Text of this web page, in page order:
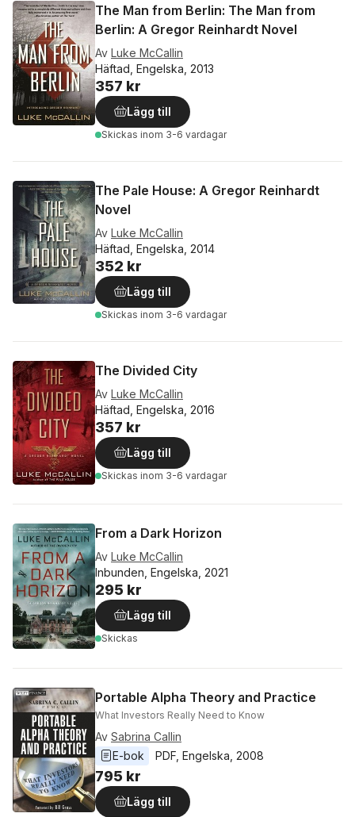
The Man from Berlin: The Man from
Berlin: A Gregor Reinhardt Novel
Av Luke McCallin
Häftad, Engelska, 2013
357 kr
Lägg till
Skickas inom 3-6 vardagar
The Pale House: A Gregor Reinhardt
Novel
Av Luke McCallin
Häftad, Engelska, 2014
352 kr
Lägg till
Skickas inom 3-6 vardagar
The Divided City
Av Luke McCallin
Häftad, Engelska, 2016
357 kr
Lägg till
Skickas inom 3-6 vardagar
From a Dark Horizon
Av Luke McCallin
Inbunden, Engelska, 2021
295 kr
Lägg till
Skickas
Portable Alpha Theory and Practice
What Investors Really Need to Know
Av Sabrina Callin
E-bok
PDF Engelska 2008
795 kr
Lägg till